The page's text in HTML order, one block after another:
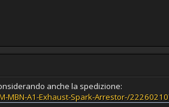
anche la spedizione:
MBN-A1-Exhaust-Spark-Arrestor-/